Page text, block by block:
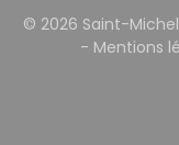
© 2026 Saint-
- Mentions